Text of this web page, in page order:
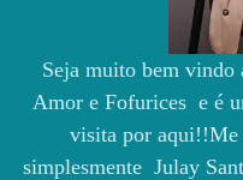
Seja muito bem vindo
Amor e Fofurices e é
visita por aqui!!Me
simplesmente Julay